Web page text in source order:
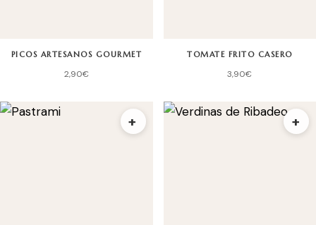
PICOS ARTESANOS GOURMET
2,90€
TOMATE FRITO CASERO
3,90€
+ +